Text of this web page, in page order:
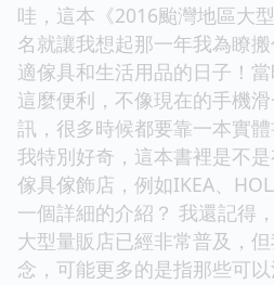
哇，這本《2016颱灣地區大
名就讓我想起那一年我為瞭
適傢具和生活用品的日子！
這麼便利，不像現在的手機
訊，很多時候都要靠一本實體
我特別好奇，這本書裡是不
傢具傢飾店，例如IKEA、
一個詳細的介紹？ 我還記得
大型量販店已經非常普及，
念，可能更多的是指那些可